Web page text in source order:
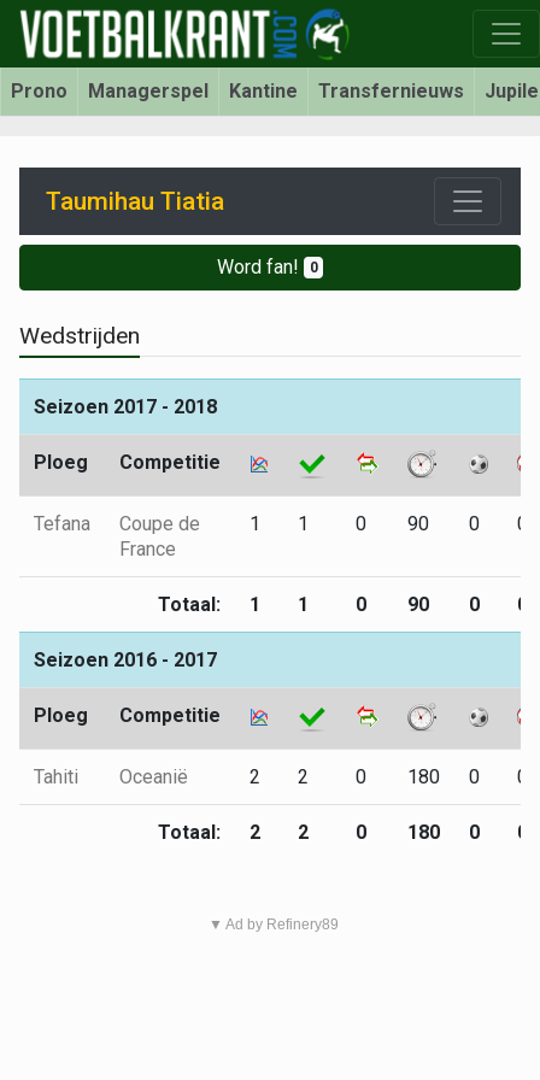
Prono Managerspel Kantine Transfernieuws
Taumihau Tiatia
Word fan! 0
Wedstrijden
Seizoen 2017 - 2018
Ploeg Competitie
Tefana
Coupe de
France
1 1 0 90 0 0
Totaal: 1 1 0 90 0 0
Seizoen 2016 - 2017
Ploeg Competitie
Tahiti Oceanië 2 2 0 180 0 0
Totaal: 2 2 0 180 0 0
▼ Ad by Refinery89